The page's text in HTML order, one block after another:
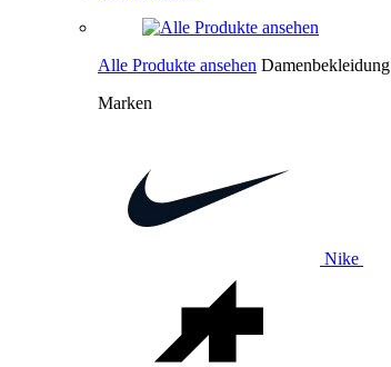
Alle Produkte ansehen Damenbekleidung
Marken
Nike